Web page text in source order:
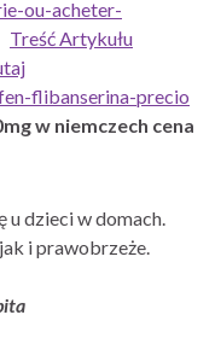
ou-acheter-
Treść Artykułu
flibanserina-precio
w niemczech cena
dzieci w domach.
i prawobrzeże.